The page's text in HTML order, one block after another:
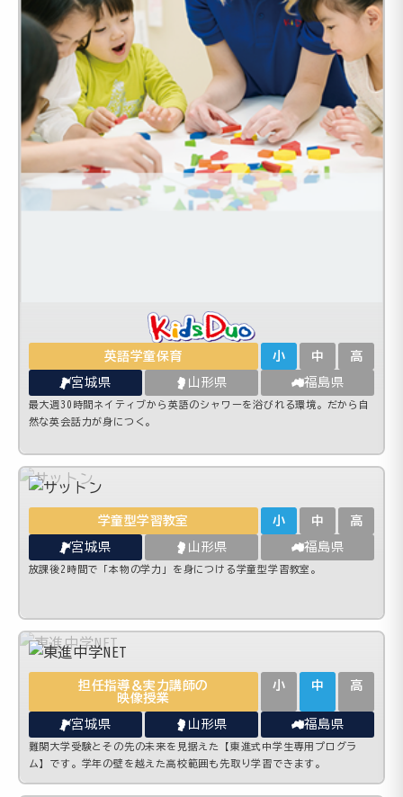
英語学童保育 小 中 高
宮城県 山形県 福島県
最大週30時間ネイティブから英語のシャワーを浴びれる環境。だから自
然な英会話力が身につく。
学童型学習教室 小 中 高
宮城県 山形県 福島県
放課後2時間で「本物の学力」を身につける学童型学習教室。
担任指導＆実力講師の
映像授業
小 中 高
宮城県 山形県 福島県
難関大学受験とその先の未来を見据えた【東進式中学生専用プログラ
ム】です。学年の壁を越えた高校範囲も先取り学習できます。